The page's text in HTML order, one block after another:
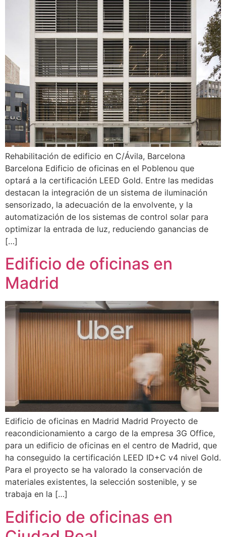
Rehabilitación de edificio en C/Ávila, Barcelona
Barcelona Edificio de oficinas en el Poblenou que
optará a la certificación LEED Gold. Entre las medidas
destacan la integración de un sistema de iluminación
sensorizado, la adecuación de la envolvente, y la
automatización de los sistemas de control solar para
optimizar la entrada de luz, reduciendo ganancias de
[…]
Edificio de oficinas en
Madrid
Edificio de oficinas en Madrid Madrid Proyecto de
reacondicionamiento a cargo de la empresa 3G Office,
para un edificio de oficinas en el centro de Madrid, que
ha conseguido la certificación LEED ID+C v4 nivel Gold.
Para el proyecto se ha valorado la conservación de
materiales existentes, la selección sostenible, y se
trabaja en la […]
Edificio de oficinas en